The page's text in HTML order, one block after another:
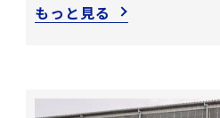
もっと見る